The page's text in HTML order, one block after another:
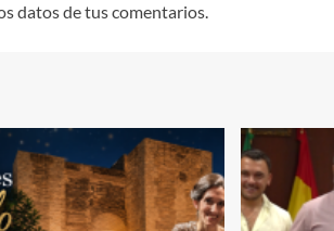
datos de tus comentarios.